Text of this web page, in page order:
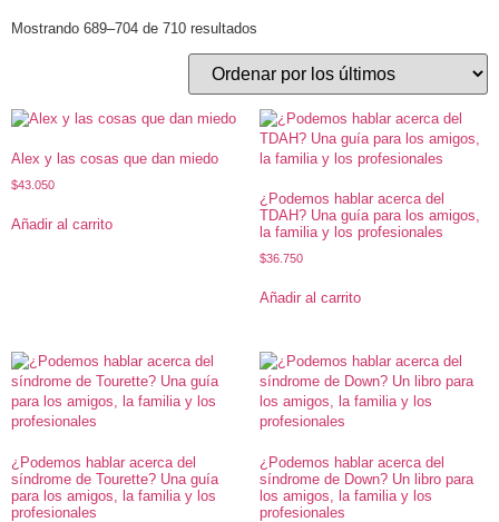
Mostrando 689–704 de 710 resultados
Alex y las cosas que dan miedo
$43.050
Añadir al carrito
¿Podemos hablar acerca del
TDAH? Una guía para los amigos,
la familia y los profesionales
$36.750
Añadir al carrito
¿Podemos hablar acerca del
síndrome de Tourette? Una guía
para los amigos, la familia y los
profesionales
¿Podemos hablar acerca del
síndrome de Down? Un libro para
los amigos, la familia y los
profesionales